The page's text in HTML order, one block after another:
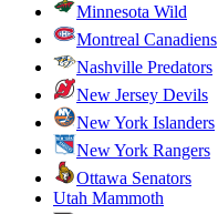
Minnesota Wild
Montreal Canadiens
Nashville Predators
New Jersey Devils
New York Islanders
New York Rangers
Ottawa Senators
Utah Mammoth